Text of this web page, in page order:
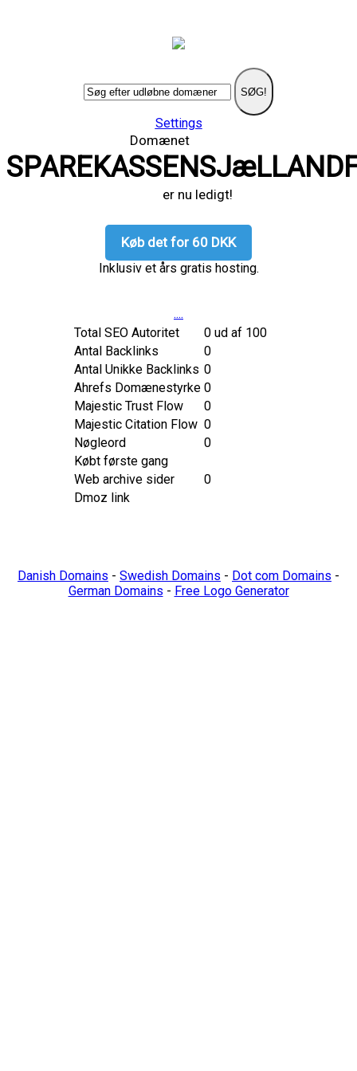
SØG!
Settings
Domænet
er nu ledigt!
Køb det for 60 DKK
Inklusiv et års gratis hosting.
....
Total SEO Autoritet
0 ud af 100
Antal Backlinks
0
Antal Unikke Backlinks 0
Ahrefs Domænestyrke 0
Majestic Trust Flow
0
Majestic Citation Flow 0
Nøgleord
0
Købt første gang
Web archive sider
0
Dmoz link
Danish Domains - Swedish Domains - Dot com Domains -
German Domains - Free Logo Generator